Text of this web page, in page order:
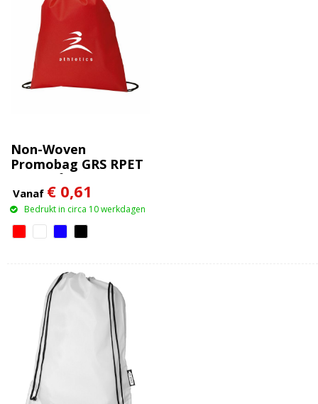
Non-Woven
Promobag GRS RPET
(80 g/m²) rugzak
Vanaf € 0,61
Bedrukt in circa 10 werkdagen